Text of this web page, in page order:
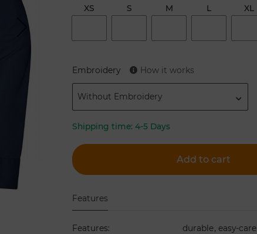
Next
XS
S M L XL
Embroidery How it works
Without Embroidery
Shipping time:4-5 Days
Add to cart
Features
Features: durable, easy-care